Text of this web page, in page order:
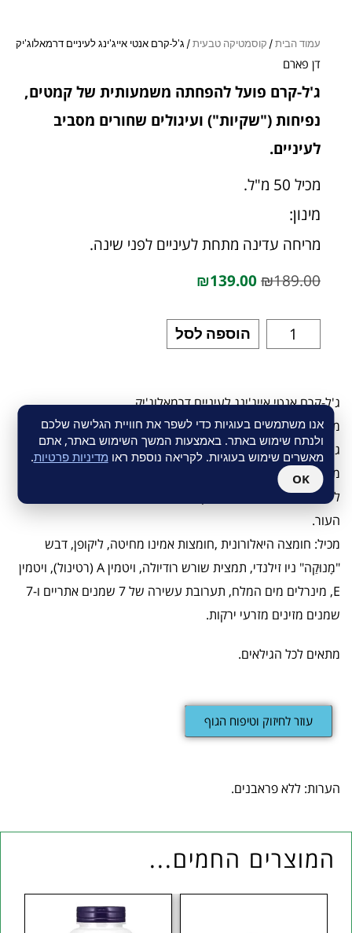
עמוד הבית/ קוסמטיקה טבעית/ ג'ל-קרם אנטי אייג'ינג לעיניים דרמאלוג'יק
דן פארם
ג'ל-קרם פועל להפחתה משמעותית של קמטים,
נפיחות ("שקיות") ועיגולים שחורים מסביב
לעיניים.
מכיל 50 מ"ל.
מינון:
מריחה עדינה מתחת לעיניים לפני שינה.
₪189.00
₪139.00
הוספה לסל
ג'ל-קרם אנטי אייג'ינג לעיניים דרמאלוג'יק
מכיל רכיבים ביואקטיביים חדשניים.
ג'ל-קרם אנטי אייג'ינג לעיניים דרמאלוג'יק פועל להפחתה
משמעותית של קמטים, נפיחות ("שקיות") ועיגולים שחורים מסביב
לעיניים, מותח, מרים ומעניק לחות, לשימוש ביום ובלילה, לכל סוגי
העור.
מכיל: חומצה היאלורונית ,חומצות אמינו מחיטה, ליקופן, דבש
"מָנוּקַה" ניו זילנדי, תמצית שורש רודיולה, ויטמין A (רטינול), ויטמין
E, מינרלים מים המלח, תערובת עשירה של 7 שמנים אתריים ו-7
שמנים מזינים מזרעי ירקות.
מתאים לכל הגילאים.
עוזר לחיזוק וטיפוח הגוף
הערות: ללא פראבנים.
המוצרים החמים...
אנו משתמשים בעוגיות כדי לשפר את חוויית הגלישה שלכם
ולנתח שימוש באתר. באמצעות המשך השימוש באתר, אתם
מאשרים שימוש בעוגיות. לקריאה נוספת ראו מדיניות פרטיות.
OK